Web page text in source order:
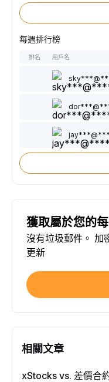
每週排行榜
排名 用戶名
獲取屬於您的
沒有垃圾郵件。 加
更新
相關文章
xStocks vs. 差價合